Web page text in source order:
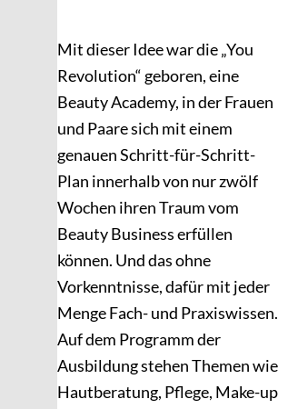
Mit dieser Idee war die „You
Revolution“ geboren, eine
Beauty Academy, in der Frauen
und Paare sich mit einem
genauen Schritt-für-Schritt-
Plan innerhalb von nur zwölf
Wochen ihren Traum vom
Beauty Business erfüllen
können. Und das ohne
Vorkenntnisse, dafür mit jeder
Menge Fach- und Praxiswissen.
Auf dem Programm der
Ausbildung stehen Themen wie
Hautberatung, Pflege, Make-up